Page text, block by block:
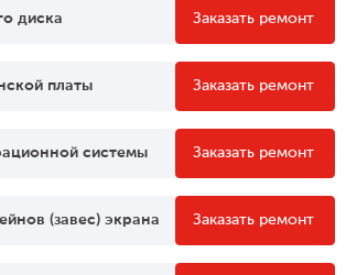
диска Заказать ремонт
платы Заказать ремонт
системы Заказать ремонт
(завес) экрана Заказать ремонт